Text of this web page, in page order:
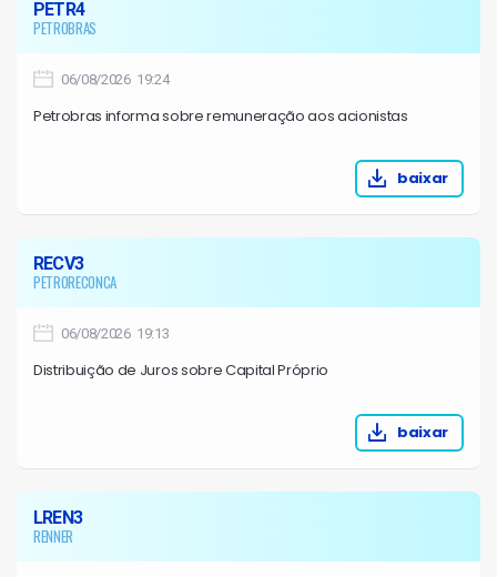
PETR4
PETROBRAS
06/08/2026 19:24
Petrobras informa sobre remuneração aos acionistas
baixar
RECV3
PETRORECONCA
06/08/2026 19:13
Distribuição de Juros sobre Capital Próprio
baixar
LREN3
RENNER